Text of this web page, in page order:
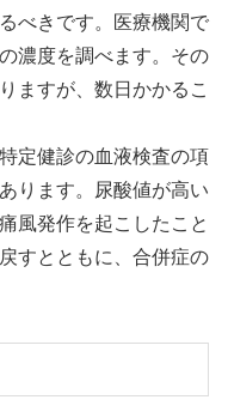
べきです。医療機関で
濃度を調べます。その
ますが、数日かかるこ
定健診の血液検査の項
ります。尿酸値が高い
風発作を起こしたこと
すとともに、合併症の